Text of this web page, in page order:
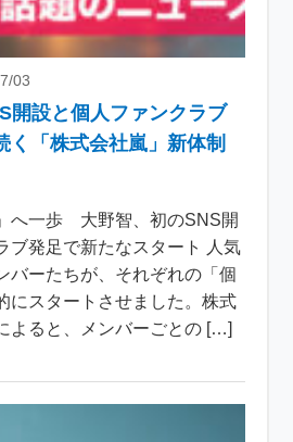
03
開設と個人ファンクラブ
「株式会社嵐」新体制
へ一歩 大野智、初のSNS開
ブ発足で新たなスタート 人気
バーたちが、それぞれの「個
にスタートさせました。株式
よると、メンバーごとの […]